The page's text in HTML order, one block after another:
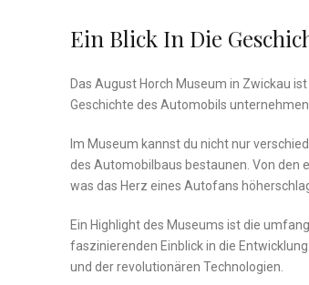
Ein‍ Blick In Die
Das August Horch ⁣Museum in Zwickau
Geschichte des ⁤Automobils
Im Museum kannst‍ du nicht nur
des Automobilbaus ⁤bestaunen.⁣ Von den
was das Herz eines Autofans
Ein Highlight des Museums ist die
faszinierenden Einblick in die
⁢und der revolutionären Technologien.